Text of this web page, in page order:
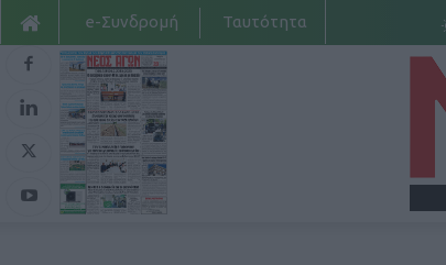
e-Συνδρομή Ταυτότητα